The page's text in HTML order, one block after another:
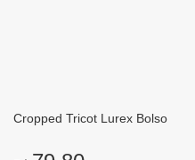
Cropped Tricot Lurex Bolso